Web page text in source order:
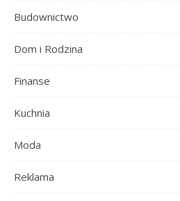
Budownictwo
Dom i Rodzina
Finanse
Kuchnia
Moda
Reklama